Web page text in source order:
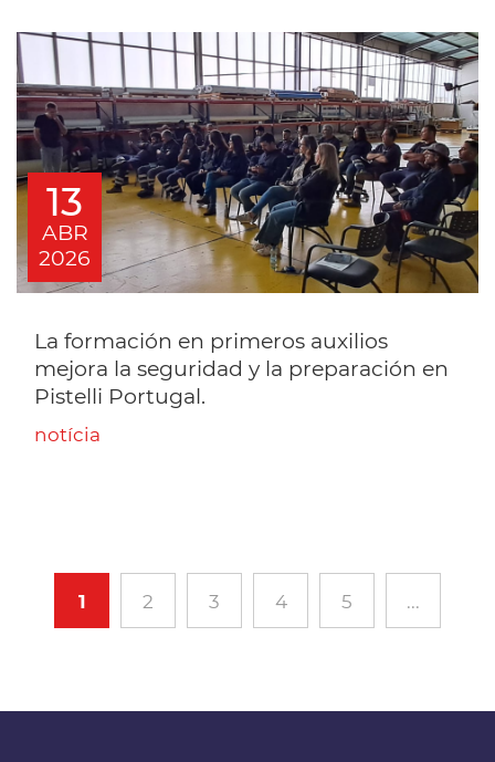
13
ABR
2026
La formación en primeros auxilios
mejora la seguridad y la preparación en
Pistelli Portugal.
notícia
1 2 3 4 5 ...